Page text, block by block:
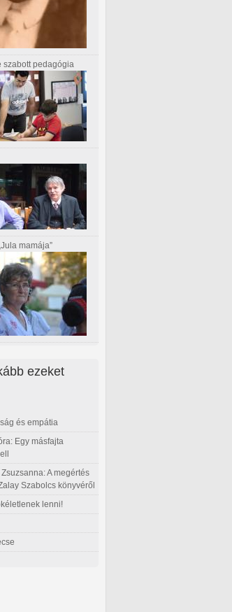
szabott pedagógia
mamája”
ezeket
és empátia
Egy másfajta
A megértés
Szabolcs könyvéről
lenni!